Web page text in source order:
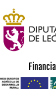
Financia